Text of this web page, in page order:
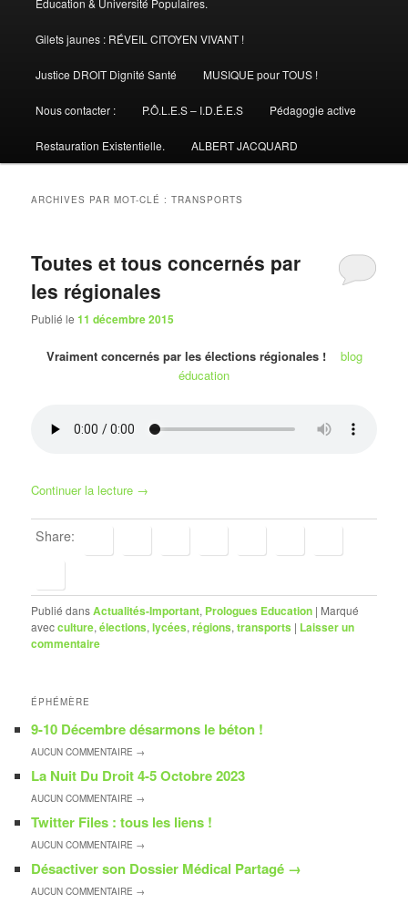
Gilets jaunes : RÉVEIL CITOYEN VIVANT !
Justice DROIT Dignité Santé MUSIQUE pour TOUS !
Nous contacter : P.Ô.L.E.S – I.D.É.E.S Pédagogie active
Restauration Existentielle. ALBERT JACQUARD
ARCHIVES PAR MOT-CLÉ :TRANSPORTS
Toutes et tous concernés par
les régionales
Publié le11 décembre 2015
Vraiment concernés par les élections régionales !
blog
éducation
Continuer la lecture →
Share:
Publié dansActualités-Important, Prologues Education | Marqué
avecculture,élections,lycées,régions,transports | Laisser un
commentaire
ÉPHÉMÈRE
9-10 Décembre désarmons le béton !
AUCUNCOMMENTAIRE →
La Nuit Du Droit 4-5 Octobre 2023
AUCUNCOMMENTAIRE →
Twitter Files : tous les liens !
AUCUNCOMMENTAIRE →
Désactiver son Dossier Médical Partagé →
AUCUNCOMMENTAIRE →